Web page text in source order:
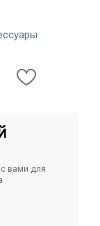
вами для